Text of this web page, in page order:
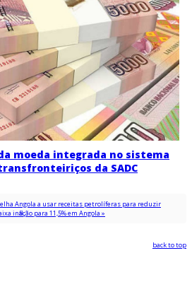
moeda integrada no sistema
da SADC
Angola a usar receitas petrolíferas para reduzir
inflação para 11,5% em Angola »
back to top